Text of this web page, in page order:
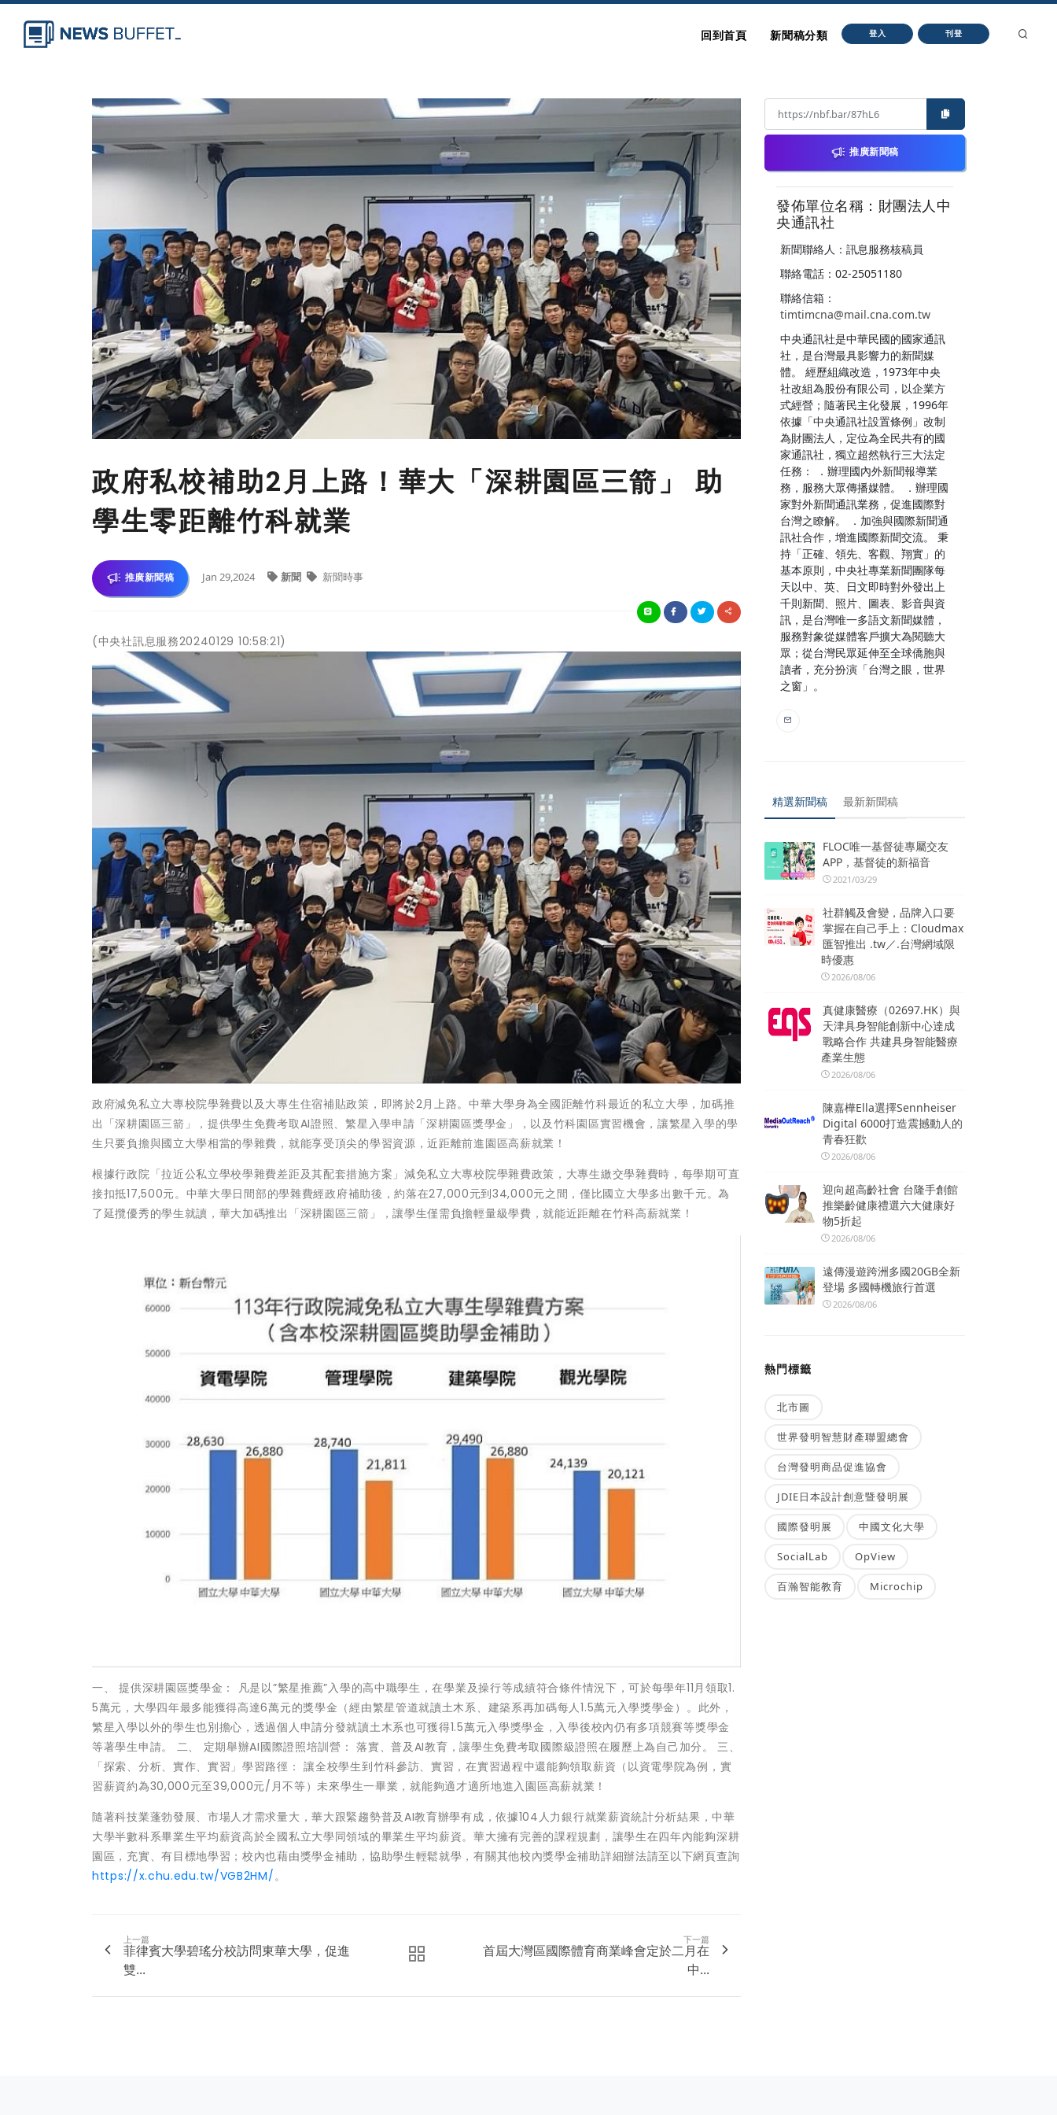
回到首頁 新聞稿分類 登入 刊登
政府私校補助2月上路！華大「深耕園區三箭」 助
學生零距離竹科就業
推廣新聞稿 Jan 29,2024 新聞 新聞時事
(中央社訊息服務20240129 10:58:21)
政府減免私立大專校院學雜費以及大專生住宿補貼政策，即將於2月上路。中華大學身為全國距離竹科最近的私立大學，加碼推
出「深耕園區三箭」，提供學生免費考取AI證照、繁星入學申請「深耕園區獎學金」，以及竹科園區實習機會，讓繁星入學的學
生只要負擔與國立大學相當的學雜費，就能享受頂尖的學習資源，近距離前進園區高薪就業！
根據行政院「拉近公私立學校學雜費差距及其配套措施方案」減免私立大專校院學雜費政策，大專生繳交學雜費時，每學期可直
接扣抵17,500元。中華大學日間部的學雜費經政府補助後，約落在27,000元到34,000元之間，僅比國立大學多出數千元。為
了延攬優秀的學生就讀，華大加碼推出「深耕園區三箭」，讓學生僅需負擔輕量級學費，就能近距離在竹科高薪就業！
一、 提供深耕園區獎學金： 凡是以”繁星推薦”入學的高中職學生，在學業及操行等成績符合條件情況下，可於每學年11月領取1.
5萬元，大學四年最多能獲得高達6萬元的獎學金（經由繁星管道就讀土木系、建築系再加碼每人1.5萬元入學獎學金）。此外，
繁星入學以外的學生也別擔心，透過個人申請分發就讀土木系也可獲得1.5萬元入學獎學金，入學後校內仍有多項競賽等獎學金
等著學生申請。 二、 定期舉辦AI國際證照培訓營： 落實、普及AI教育，讓學生免費考取國際級證照在履歷上為自己加分。 三、
「探索、分析、實作、實習」學習路徑： 讓全校學生到竹科參訪、實習，在實習過程中還能夠領取薪資（以資電學院為例，實
習薪資約為30,000元至39,000元/月不等）未來學生一畢業，就能夠適才適所地進入園區高薪就業！
隨著科技業蓬勃發展、市場人才需求量大，華大跟緊趨勢普及AI教育辦學有成，依據104人力銀行就業薪資統計分析結果，中華
大學半數科系畢業生平均薪資高於全國私立大學同領域的畢業生平均薪資。華大擁有完善的課程規劃，讓學生在四年內能夠深耕
園區，充實、有目標地學習；校內也藉由獎學金補助，協助學生輕鬆就學，有關其他校內獎學金補助詳細辦法請至以下網頁查詢
https://x.chu.edu.tw/VGB2HM/。
上一篇
菲律賓大學碧瑤分校訪問東華大學，促進
雙...
下一篇
首屆大灣區國際體育商業峰會定於二月在
中...
推廣新聞稿
發佈單位名稱：財團法人中
央通訊社
新聞聯絡人：訊息服務核稿員
聯絡電話：02-25051180
聯絡信箱：
timtimcna@mail.cna.com.tw
中央通訊社是中華民國的國家通訊
社，是台灣最具影響力的新聞媒
體。 經歷組織改造，1973年中央
社改組為股份有限公司，以企業方
式經營；隨著民主化發展，1996年
依據「中央通訊社設置條例」改制
為財團法人，定位為全民共有的國
家通訊社，獨立超然執行三大法定
任務： ．辦理國內外新聞報導業
務，服務大眾傳播媒體。 ．辦理國
家對外新聞通訊業務，促進國際對
台灣之瞭解。 ．加強與國際新聞通
訊社合作，增進國際新聞交流。 秉
持「正確、領先、客觀、翔實」的
基本原則，中央社專業新聞團隊每
天以中、英、日文即時對外發出上
千則新聞、照片、圖表、影音與資
訊，是台灣唯一多語文新聞媒體，
服務對象從媒體客戶擴大為閱聽大
眾；從台灣民眾延伸至全球僑胞與
讀者，充分扮演「台灣之眼，世界
之窗」。
精選新聞稿 最新新聞稿
FLOC唯一基督徒專屬交友
APP，基督徒的新福音
2021/03/29
社群觸及會變，品牌入口要
掌握在自己手上：Cloudmax
匯智推出 .tw／.台灣網域限
時優惠
2026/08/06
真健康醫療（02697.HK）與
天津具身智能創新中心達成
戰略合作 共建具身智能醫療
產業生態
2026/08/06
陳嘉樺Ella選擇Sennheiser
Digital 6000打造震撼動人的
青春狂歡
2026/08/06
迎向超高齡社會 台隆手創館
推樂齡健康禮選六大健康好
物5折起
2026/08/06
遠傳漫遊跨洲多國20GB全新
登場 多國轉機旅行首選
2026/08/06
熱門標籤
北市圖
世界發明智慧財產聯盟總會
台灣發明商品促進協會
JDIE日本設計創意暨發明展
國際發明展 中國文化大學
SocialLab OpView
百瀚智能教育 Microchip